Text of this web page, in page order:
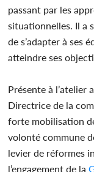
passant par les
situationnelles. Il a
de s’adapter à ses
atteindre ses
Présente à l’atelier
Directrice de la
forte mobilisation
volonté commune
levier de réformes
l’engagement de la